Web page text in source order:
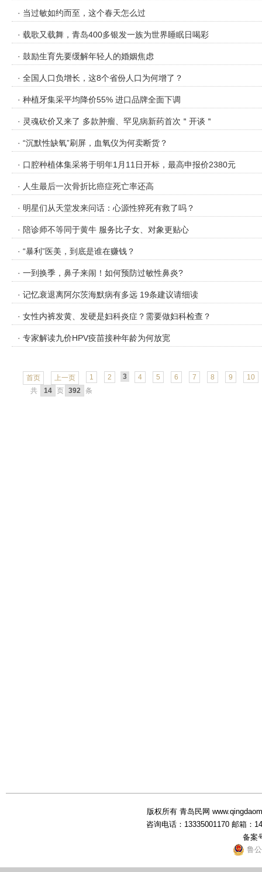
· 当过敏如约而至，这个春天怎么过
· 载歌又载舞，青岛400多银发一族为世界睡眠日喝彩
· 鼓励生育先要缓解年轻人的婚姻焦虑
· 全国人口负增长，这8个省份人口为何增了？
· 种植牙集采平均降价55% 进口品牌全面下调
· 灵魂砍价又来了 多款肿瘤、罕见病新药首次＂开谈＂
· “沉默性缺氧”刷屏，血氧仪为何卖断货？
· 口腔种植体集采将于明年1月11日开标，最高申报价2380元
· 人生最后一次骨折比癌症死亡率还高
· 明星们从天堂发来问话：心源性猝死有救了吗？
· 陪诊师不等同于黄牛 服务比子女、对象更贴心
· “暴利”医美，到底是谁在赚钱？
· 一到换季，鼻子来闹！如何预防过敏性鼻炎?
· 记忆衰退离阿尔茨海默病有多远 19条建议请细读
· 女性内裤发黄、发硬是妇科炎症？需要做妇科检查？
· 专家解读九价HPV疫苗接种年龄为何放宽
首页 上一页 1 2 3 4 5 6 7 8 9
10
共
14 页 392 条
版权所有 青岛民网
咨询电话：13335001170 邮箱：
备案
鲁